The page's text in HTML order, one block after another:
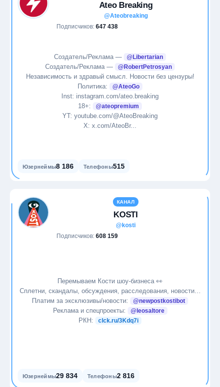
Ateo Breaking
@Ateobreaking
Подписчиков: 647 438
Создатель/Реклама — @Libertarian
Создатель/Реклама — @RobertPetrosyan
Независимость и здравый смысл. Новости без цензуры!
Политика:
@AteoGo
Inst: instagram.com/ateo.breaking
18+:
@ateopremium
YT: youtube.com/@AteoBreaking
Х: x.com/AteoBr...
Юзернеймы8 186 Телефоны515
КАНАЛ
KOSTI
@kosti
Подписчиков: 608 159
Перемываем Кости шоу-бизнеса 👀
Сплетни, скандалы, обсуждения, расследования, новости…
Платим за эксклюзивы/новости:
@newpostkostibot
Реклама и спецпроекты: @leosaltore
РКН: clck.ru/3Kdq7i
Юзернеймы29 834 Телефоны2 816